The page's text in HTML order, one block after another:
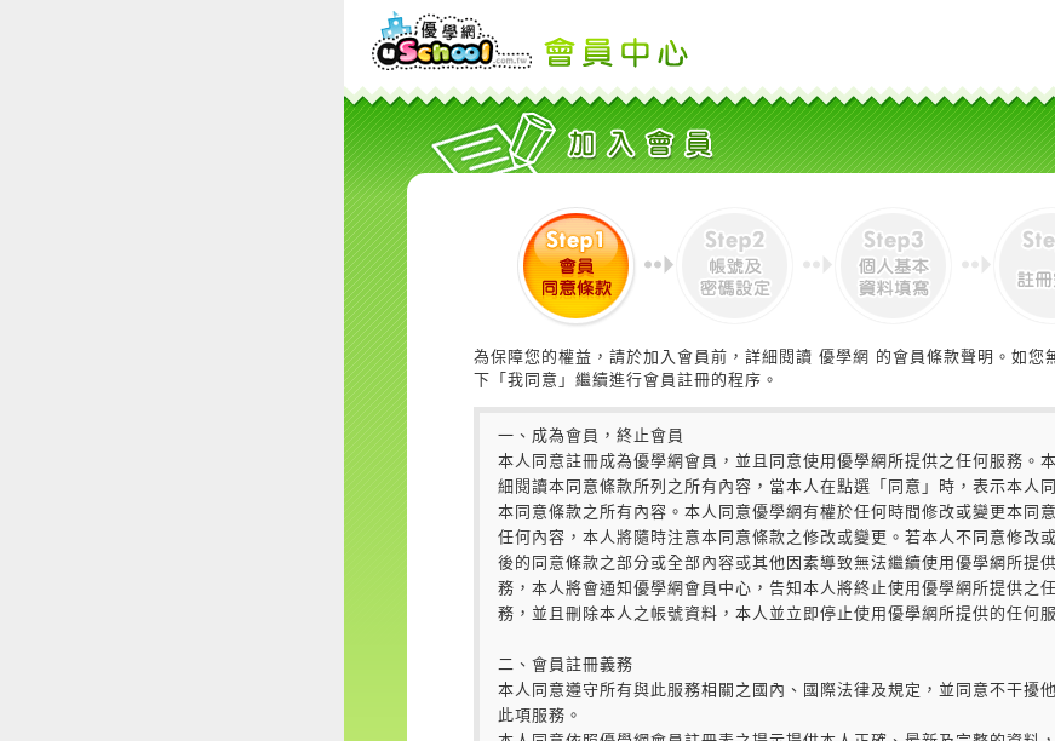
為保障您的權益，請於加入會員前，詳細閱讀 優學網 的會員條款聲明。如您
下「我同意」繼續進行會員註冊的程序。